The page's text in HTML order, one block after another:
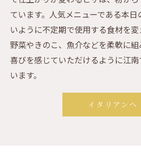
ています。人気メニューである本
いように不定期で使用する食材を
野菜やきのこ、魚介などを柔軟に
喜びを感じていただけるように江
います。
イタリアンへ